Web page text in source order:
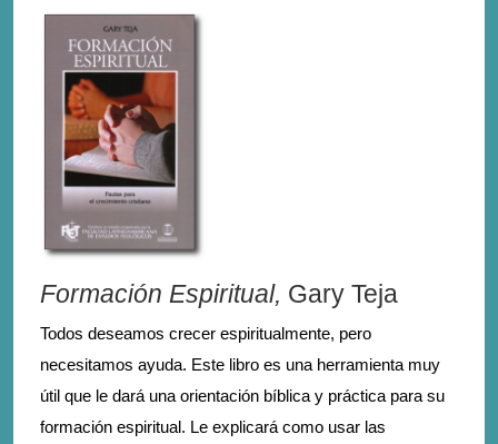
Formación Espiritual, Gary Teja
Todos deseamos crecer espiritualmente, pero
necesitamos ayuda. Este libro es una herramienta muy
útil que le dará una orientación bíblica y práctica para su
formación espiritual. Le explicará como usar las